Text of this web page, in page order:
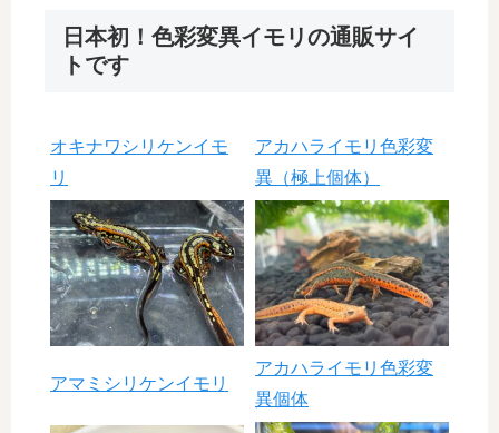
日本初！色彩変異イモリの通販サイ
トです
オキナワシリケンイモ
リ
アカハライモリ色彩変
異（極上個体）
アマミシリケンイモリ
アカハライモリ色彩変
異個体